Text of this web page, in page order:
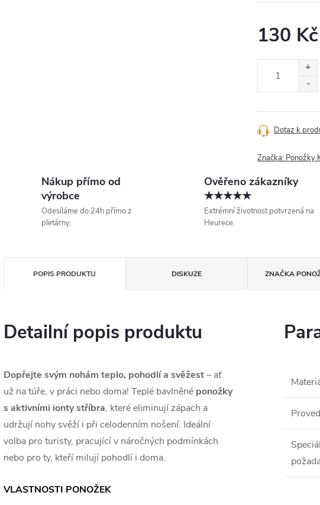
130 Kč
Dotaz k
Značka: Ponožky
Nákup přímo od
výrobce
Odesíláme do 24h přímo z
pletárny.
Ověřeno zákazníky
★★★★★
Extrémní životnost potvrzená na
Heurece.
POPIS PRODUKTU DISKUZE ZNAČKA
Detailní popis produktu
Dopřejte svým nohám teplo, pohodlí a svěžest– ať
už na túře, v práci nebo doma! Teplé bavlněné ponožky
s aktivními ionty stříbra, které eliminují zápach a
udržují nohy svěží i při celodenním nošení. Ideální
volba pro turisty, pracující v náročných podmínkách
nebo pro ty, kteří milují pohodlí i doma.
VLASTNOSTI PONOŽEK